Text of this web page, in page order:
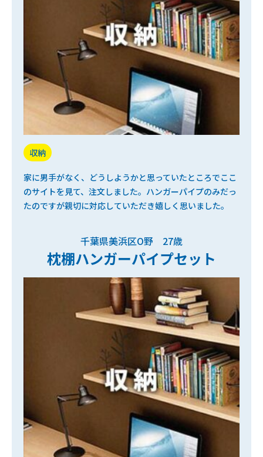
収納
家に男手がなく、どうしようかと思っていたところでここ
のサイトを見て、注文しました。ハンガーパイプのみだっ
たのですが親切に対応していただき嬉しく思いました。
千葉県美浜区O野 27歳
枕棚ハンガーパイプセット